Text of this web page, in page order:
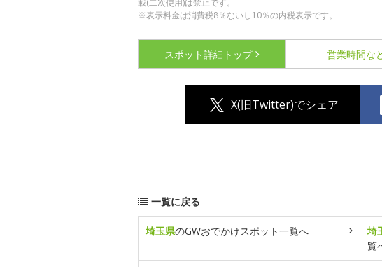
※表示料金は消費税8％ないし10％の内税表示です。
スポット詳細 トップ 営業時間な
X(旧Twitter)でシェア
一覧に戻る
埼玉県のGWおでかけスポット一覧へ 埼
覧